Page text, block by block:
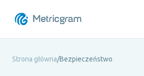
Strona główna/Bezpieczeństwo